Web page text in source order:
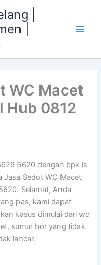
|
|
WC Macet
Hub 0812
5620 dengan bpk is
Jasa Sedot WC Macet
Selamat, Anda
pas, kami dapat
kasus dimulai dari wc
sumur bor yang tidak
lancar.